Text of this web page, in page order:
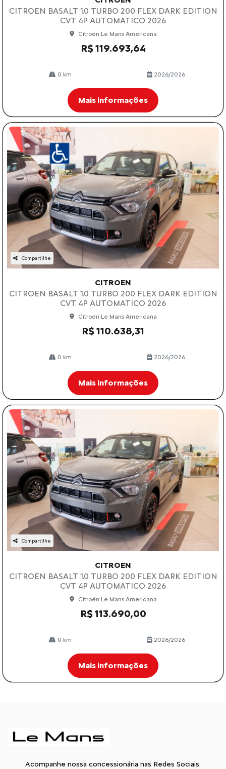
CITROEN BASALT 1.0 TURBO 200 FLEX DARK EDITION
CVT 4P AUTOMATICO 2026
Citroën Le Mans Americana
R$ 119.693,64
0 km 2026/2026
Mais informações
Compartilhe
CITROEN
CITROEN BASALT 1.0 TURBO 200 FLEX DARK EDITION
CVT 4P AUTOMATICO 2026
Citroën Le Mans Americana
R$ 110.638,31
0 km 2026/2026
Mais informações
Compartilhe
CITROEN
CITROEN BASALT 1.0 TURBO 200 FLEX DARK EDITION
CVT 4P AUTOMATICO 2026
Citroën Le Mans Americana
R$ 113.690,00
0 km 2026/2026
Mais informações
Acompanhe nossa concessionária nas Redes Sociais: